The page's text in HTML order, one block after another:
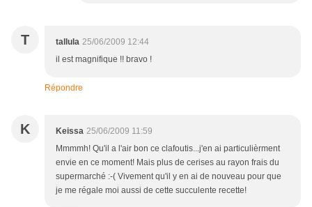
T tallula 25/06/2009 12:44
il est magnifique !! bravo !
Répondre
K Keissa 25/06/2009 11:59
Mmmmh! Qu'il a l'air bon ce clafoutis...j'en ai particulièrment
envie en ce moment! Mais plus de cerises au rayon frais du
supermarché :-( Vivement qu'il y en ai de nouveau pour que
je me régale moi aussi de cette succulente recette!